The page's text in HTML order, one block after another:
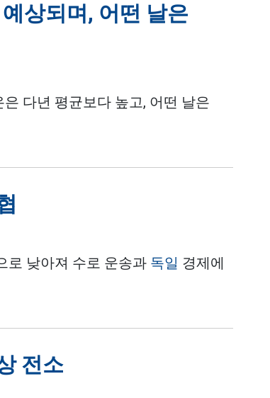
상되며, 어떤 날은
다년 평균보다 높고, 어떤 날은
로 낮아져 수로 운송과 독일 경제에
전소